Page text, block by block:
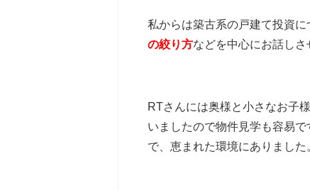
私からは築古系の戸建て投資に
の絞り方などを中心にお話しさ
RTさんには奥様と小さなお子
いましたので物件見学も容易
で、恵まれた環境にありました